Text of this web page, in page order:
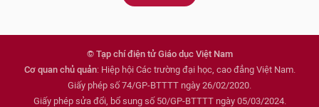
© Tạp chí điện tử Giáo dục Việt Nam
Cơ quan chủ quản: Hiệp hội Các trường đại học, cao đẳng Việt Nam.
Giấy phép số 74/GP-BTTTT ngày 26/02/2020.
Giấy phép sửa đổi, bổ sung số 50/GP-BTTTT ngày 05/03/2024.